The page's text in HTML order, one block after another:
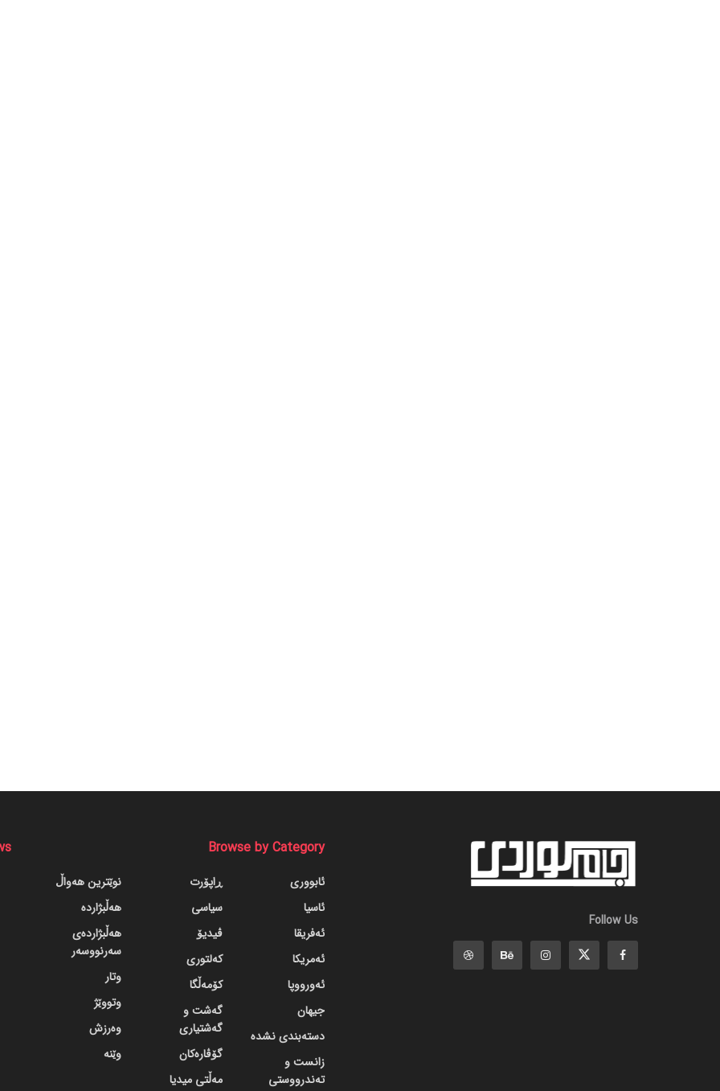
Follow Us
Browse by Category
ئابووری
ئاسیا
ئەفریقا
ئەمریکا
ئەورووپا
جیهان
دسته‌بندی نشده
زانست و
تەندرووستی
ڕاپۆرت
سیاسی
ڤیدیۆ
کەلتوری
کۆمەڵگا
گه‌شت و
گه‌شتیاری
گۆڤاره‌کان
مەڵتی میدیا
نوێترین هەواڵ
هەڵبژاردە
هەڵبژاردەی
سەرنووسەر
وتار
وتووێژ
وەرزش
وێنە